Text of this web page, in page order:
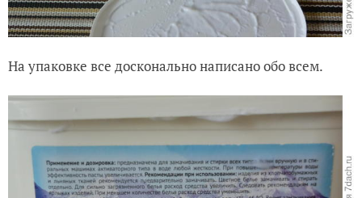
На упаковке все досконально написано обо всем.